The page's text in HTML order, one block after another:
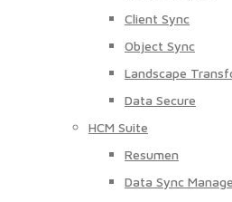
Client Sync
Object Sync
Landscape
Data Secure
HCM Suite
Resumen
Data Sync